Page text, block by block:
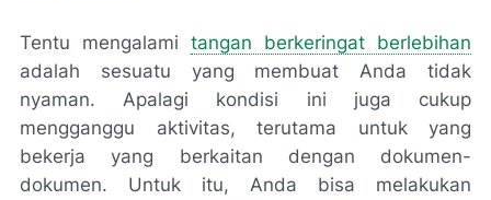
Tentu mengalami tangan berkeringat berlebihan
adalah sesuatu yang membuat Anda tidak
nyaman. Apalagi kondisi ini juga cukup
mengganggu aktivitas, terutama untuk yang
bekerja yang berkaitan dengan dokumen-
dokumen. Untuk itu, Anda bisa melakukan